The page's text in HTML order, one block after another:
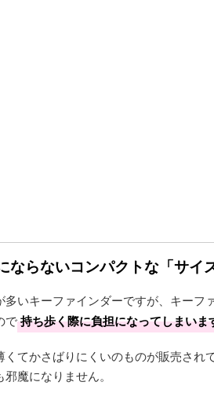
ならないコンパクトな「サイ
いキーファインダーですが、キーフ
で持ち歩く際に負担になってしまいま
てかさばりにくいのものが販売され
魔になりません。